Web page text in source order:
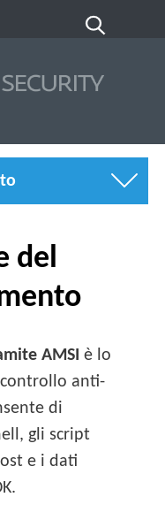
del
AMSI è lo
anti-
di
gli script
e i dati